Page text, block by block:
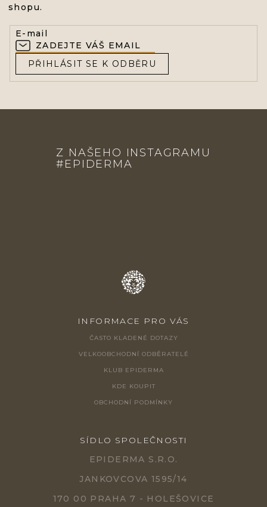
shopu.
E-mail
PŘIHLÁSIT SE K ODBĚRU
Z NAŠEHO INSTAGRAMU
#EPIDERMA
INFORMACE PRO VÁS
ČASTO KLADENÉ DOTAZY
VELKOOBCHODNÍ ODBĚRATELÉ
KLUB EPIDERMA
KDE KOUPIT
OBCHODNÍ PODMÍNKY
SÍDLO SPOLEČNOSTI
EPIDERMA S.R.O.
JANKOVCOVA 1595/14
170 00 PRAHA 7 - HOLEŠOVICE